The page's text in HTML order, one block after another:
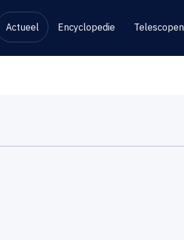
Actueel Encyclopedie Telescopen